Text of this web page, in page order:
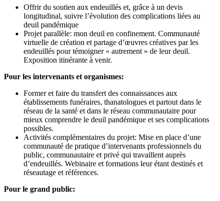
Offrir du soutien aux endeuillés et, grâce à un devis
longitudinal, suivre l’évolution des complications liées au
deuil pandémique
Projet parallèle: mon deuil en confinement. Communauté
virtuelle de création et partage d’œuvres créatives par les
endeuillés pour témoigner « autrement » de leur deuil.
Exposition itinérante à venir.
Pour les intervenants et organismes:
Former et faire du transfert des connaissances aux
établissements funéraires, thanatologues et partout dans le
réseau de la santé et dans le réseau communautaire pour
mieux comprendre le deuil pandémique et ses complications
possibles.
Activités complémentaires du projet: Mise en place d’une
communauté de pratique d’intervenants professionnels du
public, communautaire et privé qui travaillent auprès
d’endeuillés. Webinaire et formations leur étant destinés et
réseautage et références.
Pour le grand public: